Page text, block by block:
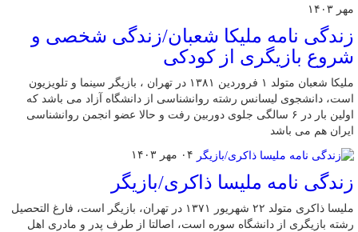
مهر ۱۴۰۳
زندگی نامه ملیکا شعبان/زندگی شخصی و
شروع بازیگری از کودکی
ملیکا شعبان متولد ۱ فروردین ۱۳۸۱ در تهران ، بازیگر سینما و تلویزیون
است، دانشجوی لیسانس رشته روانشناسی از دانشگاه آزاد می باشد که
اولین بار در ۶ سالگی جلوی دوربین رفت و حالا عضو انجمن روانشناسی
ایران هم می باشد
۰۴ مهر ۱۴۰۳
زندگی نامه ملیسا ذاکری/بازیگر
ملیسا ذاکری متولد ۲۲ شهریور ۱۳۷۱ در تهران، بازیگر است، فارغ التحصیل
رشته بازیگری از دانشگاه سوره است، اصالتا از طرف پدر و مادری اهل